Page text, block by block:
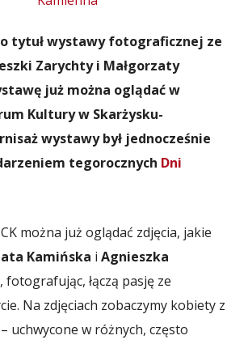
tytuł wystawy fotograficznej ze
Zarychty i Małgorzaty
już można oglądać w
Kultury w Skarżysku-
wystawy był jednocześnie
tegorocznych Dni
można już oglądać zdjęcia, jakie
Kamińska i Agnieszka
fotografując, łączą pasję ze
Na zdjęciach zobaczymy kobiety z
uchwycone w różnych, często